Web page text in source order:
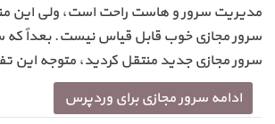
مدیریت سرور و هاست راحت است، ولی این
سرور مجازی خوب قابل قیاس نیست. بعداً که
سرور مجازی جدید منتقل کردید، متوجه این
ادامه سرور مجازی برای وردپرس